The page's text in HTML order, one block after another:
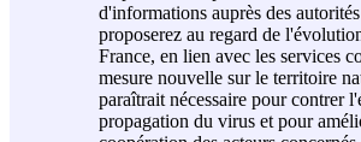
d'informations auprès des
proposerez au regard de
France, en lien avec les services
mesure nouvelle sur le territoire
paraîtrait nécessaire pour contrer
propagation du virus et pour